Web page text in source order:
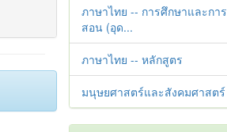
ภาษาไทย -- การศึกษาและการ
สอน (อุด...
ภาษาไทย -- หลักสูตร
มนุษยศาสตร์และสังคมศาสตร์